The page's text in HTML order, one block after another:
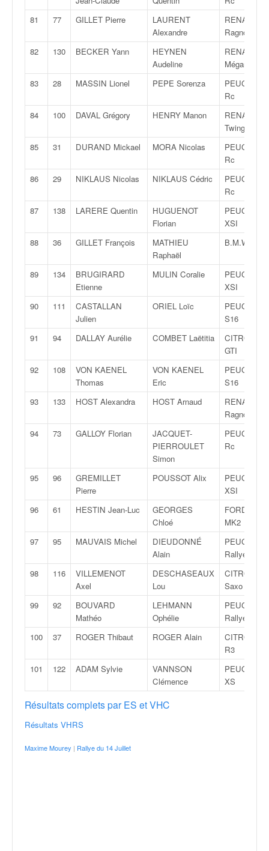
81
77 GILLET Pierre
LAURENT
Alexandre
RENAULT
Ragnotti
82
130 BECKER Yann
HEYNEN
Audeline
RENAULT
Mégane
83
28 MASSIN Lionel PEPE Sorenza
PEUGEOT
Rc
84
100 DAVAL Grégory HENRY Manon
RENAULT
Twingo R1
85
31 DURAND Mickael MORA Nicolas
PEUGEOT
Rc
86
29 NIKLAUS Nicolas NIKLAUS Cédric
PEUGEOT
Rc
87
138 LARERE Quentin
HUGUENOT
Florian
PEUGEOT
XSI
88
36 GILLET François
MATHIEU
Raphaël
B.M.W. M3
89 134
BRUGIRARD
Etienne
MULIN Coralie
PEUGEOT
XSI
90
111
CASTALLAN
Julien
ORIEL Loïc
PEUGEOT
S16
91
94 DALLAY Aurélie COMBET Laëtitia
CITROËN
GTI
92
108
VON KAENEL
Thomas
VON KAENEL
Eric
PEUGEOT
S16
93
133 HOST Alexandra HOST Arnaud
RENAULT
Ragnotti
94
73 GALLOY Florian
JACQUET-
PIERROULET
Simon
PEUGEOT
Rc
95 96
GREMILLET
Pierre
POUSSOT Alix
PEUGEOT
XSI
96
61 HESTIN Jean-Luc
GEORGES
Chloé
FORD
MK2
97
95 MAUVAIS Michel
DIEUDONNÉ
Alain
PEUGEOT
Rallye
98
116
VILLEMENOT
Axel
DESCHASEAUX
Lou
CITROËN
Saxo VTS
99
92
BOUVARD
Mathéo
LEHMANN
Ophélie
PEUGEOT
Rallye
100
37 ROGER Thibaut ROGER Alain
CITROËN
R3
101
122 ADAM Sylvie
VANNSON
Clémence
PEUGEOT
XS
Résultats complets par ES et VHC
Résultats VHRS
Maxime Mourey | Rallye du 14 Juillet